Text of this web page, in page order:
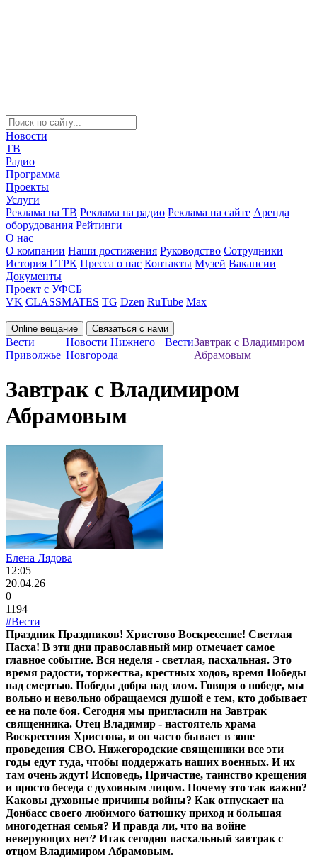
Новости
ТВ
Радио
Программа
Проекты
Услуги
Реклама на ТВ Реклама на радио Реклама на сайте Аренда
оборудования Рейтинги
О нас
О компании Наши достижения Руководство Сотрудники
История ГТРК Пресса о нас Контакты Музей Вакансии
Документы
Проект с УФСБ
VK CLASSMATES TG Dzen RuTube Max
Online вещание Связаться с нами
Вести
Приволжье
Новости Нижнего
Новгорода
ВестиЗавтрак с Владимиром
Абрамовым
Завтрак с Владимиром
Абрамовым
Елена Лядова
12:05
20.04.26
0
1194
#Вести
Праздник Праздников! Христово Воскресение! Светлая
Пасха! В эти дни православный мир отмечает самое
главное событие. Вся неделя - светлая, пасхальная. Это
время радости, торжества, крестных ходов, время Победы
над смертью. Победы добра над злом. Говоря о победе, мы
вольно и невольно обращаемся душой е тем, кто добывает
ее на поле боя. Сегодня мы пригласили на Завтрак
священника. Отец Владимир - настоятель храма
Воскресения Христова, и он часто бывает в зоне
проведения СВО. Нижегородские священники все эти
годы едут туда, чтобы поддержать наших военных. И их
там очень ждут! Исповедь, Причастие, таинство крещения
и просто беседа с духовным лицом. Почему это так важно?
Каковы духовные причины войны? Как отпускает на
Донбасс своего любимого батюшку приход и большая
многодетная семья? И правда ли, что на войне
неверующих нет? Итак сегодня пасхальный завтрак с
отцом Владимиром Абрамовым.